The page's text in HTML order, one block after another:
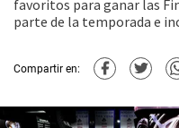
favoritos para ganar las
parte de la temporada e
Compartir en: